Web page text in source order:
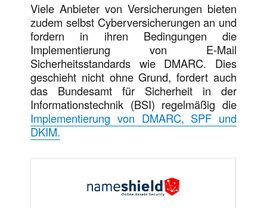
Viele Anbieter von Versicherungen bieten
zudem selbst Cyberversicherungen an und
fordern in ihren Bedingungen die
Implementierung von E-Mail
Sicherheitsstandards wie DMARC. Dies
geschieht nicht ohne Grund, fordert auch
das Bundesamt für Sicherheit in der
Informationstechnik (BSI) regelmäßig die
Implementierung von DMARC, SPF und
DKIM.